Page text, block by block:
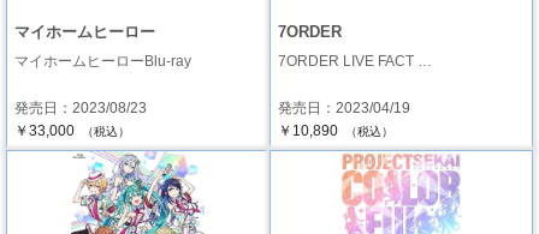
マイホームヒーロー
マイホームヒーローBlu-ray
発売日：2023/08/23
￥33,000
（税込）
7ORDER
7ORDER LIVE FACT …
発売日：2023/04/19
￥10,890
（税込）